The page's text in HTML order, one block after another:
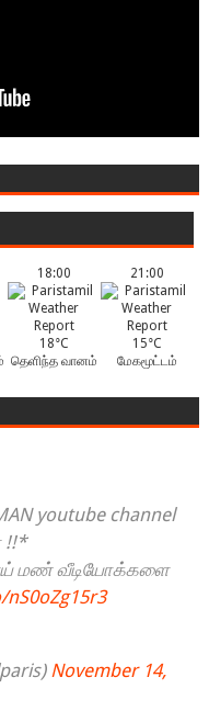
18:00
18°C
தெளிந்த வானம்
21:00
15°C
மேகமூட்டம்
youtube channel
!!*
மண் வீடியோக்களை
November 14,